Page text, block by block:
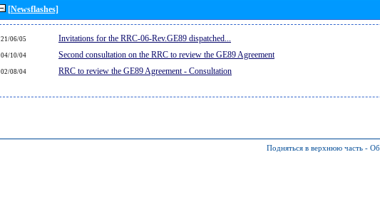
[Newsflashes]
21/06/05 Invitations for the RRC-06-Rev.GE89 dispatched...
04/10/04 Second consultation on the RRC to review the GE89 Agreement
02/08/04 RRC to review the GE89 Agreement - Consultation
Подняться в верхнюю часть -